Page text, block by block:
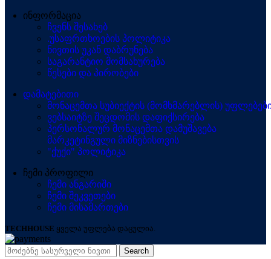
ინფორმაცია
ჩვენს შესახებ
.უსაფრთხოების პოლიტიკა
ნივთის უკან დაბრუნება
საგარანტიო მომსახურება
წესები და პირობები
დამატებითი
მონაცემთა სუბიექტის (მომხმარებლის)
ვებსაიტზე შეცდომის დაფიქსირება
პერსონალურ მონაცემთა დამუშავება
მარკეტინგული მიზნებისთვის
"ქუქი" პოლიტიკა
ჩემი პროფილი
ჩემი ანგარიში
ჩემი შეკვეთები
ჩემი მისამართები
TECHHOUSE ყველა უფლება დაცულია.
Search